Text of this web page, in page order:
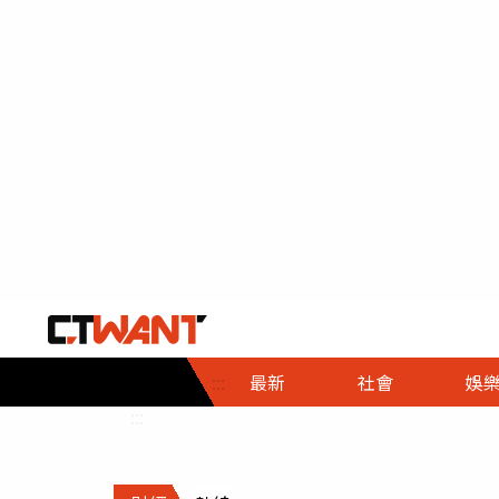
::: 最新 社會
社會首頁
時事
調查
娛樂
娛樂首頁
即時
財經首頁
熱線
政